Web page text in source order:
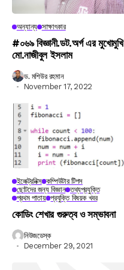
অন্যান্য সাক্ষাৎকার
#০৬৯ বিজ্ঞানী.ডট.অর্গ এর মুখোমুখি
মো.নাজীবুল ইসলাম
ড. মশিউর রহমান
November 17, 2022
ইলেক্ট্রনিক্স কম্পিউটার টিপস
ছোটদের জন্য বিজ্ঞান তথ্যপ্রযুক্তি
প্রথম পাতায় প্রযুক্তি বিষয়ক খবর
কোডিং শেখার গুরুত্ব ও সম্ভাবনা
নিউজডেস্ক
December 29, 2021